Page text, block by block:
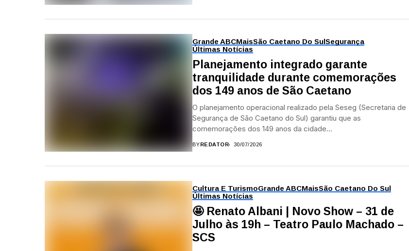
Grande ABCMaisSão Caetano Do SulSegurança
Últimas Notícias
Planejamento integrado garante
tranquilidade durante comemorações
dos 149 anos de São Caetano
O planejamento operacional realizado pela Seseg (Secretaria de
Segurança de São Caetano do Sul) garantiu que as
comemorações dos 149 anos da cidade...
BYREDATOR 30/07/2026
Cultura E TurismoGrande ABCMaisSão Caetano Do Sul
Últimas Notícias
🤩 Renato Albani | Novo Show – 31 de
Julho às 19h – Teatro Paulo Machado –
SCS